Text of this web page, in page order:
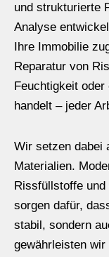
und strukturierte
Analyse
Ihre Immobilie
Reparatur von
Feuchtigkeit
handelt – jeder
Wir setzen dabei
Materialien.
Rissfüllstoffe und
sorgen dafür,
stabil, sondern
gewährleisten